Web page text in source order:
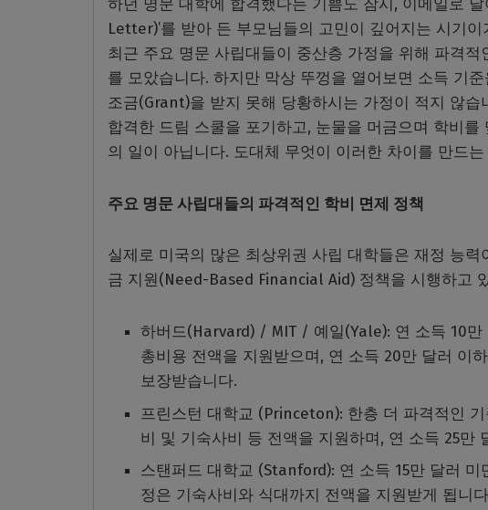
하던 명문 대학에 합격했다는 기쁨도 잠시, 이메일로
Letter)’를 받아 든 부모님들의 고민이 깊어지는 시기이
최근 주요 명문 사립대들이 중산층 가정을 위해 파격
를 모았습니다. 하지만 막상 뚜껑을 열어보면 소득 기
조금(Grant)을 받지 못해 당황하시는 가정이 적지 않
합격한 드림 스쿨을 포기하고, 눈물을 머금으며 학비
의 일이 아닙니다. 도대체 무엇이 이러한 차이를 만드는
주요 명문 사립대들의 파격적인 학비 면제 정책
실제로 미국의 많은 최상위권 사립 대학들은 재정 능
금 지원(Need-Based Financial Aid) 정책을 시행하고
하버드(Harvard) / MIT / 예일(Yale): 연 소득 10
총비용 전액을 지원받으며, 연 소득 20만 달러 이
보장받습니다.
프린스턴 대학교 (Princeton): 한층 더 파격적인
비 및 기숙사비 등 전액을 지원하며, 연 소득 25만
스탠퍼드 대학교 (Stanford): 연 소득 15만 달러
정은 기숙사비와 식대까지 전액을 지원받게 됩니